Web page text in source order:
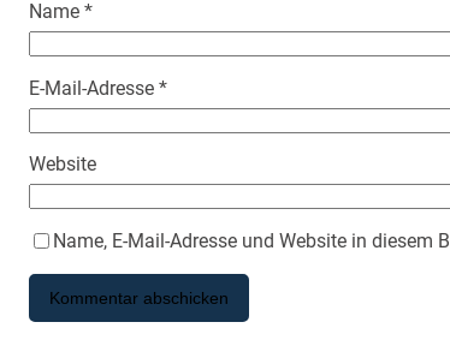
Name *
E-Mail-Adresse *
Website
Name, E-Mail-Adresse und Website in